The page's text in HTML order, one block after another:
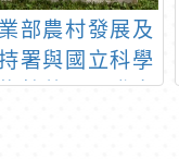
部農村發展及
署與國立科學
館共同開發水
行動教具借用